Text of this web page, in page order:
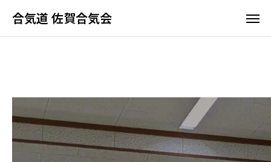
合気道 佐賀合気会
合気道 佐賀合気会
佐賀合気会の特長
よくあるご質問